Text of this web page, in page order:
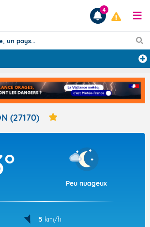
Prévisions
TOUS LES RÉSULTATS
Articles
4
(27170)
Peu nuageux
5 km/h